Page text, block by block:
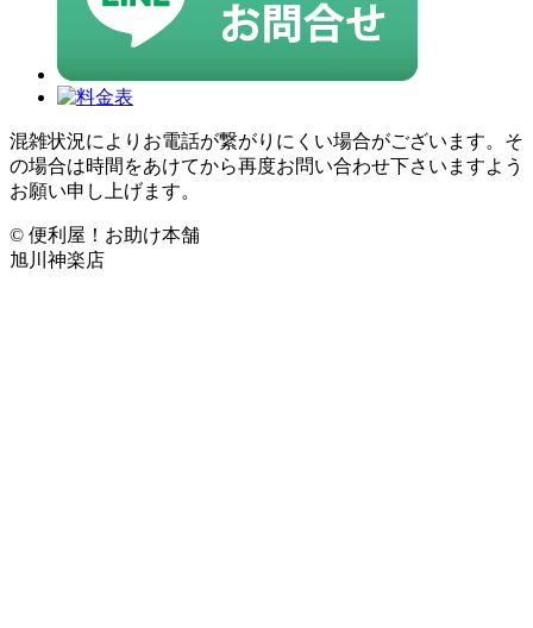
混雑状況によりお電話が繋がりにくい場合がございます。そ
の場合は時間をあけてから再度お問い合わせ下さいますよう
お願い申し上げます。
© 便利屋！お助け本舗
旭川神楽店